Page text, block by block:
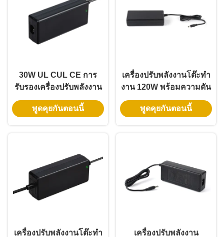
30W UL CUL CE การ
รับรองเครื่องปรับพลังงาน
Desktop สําหรับโมเดม
ไฟเบอร์ออปติก
พูดคุยกันตอนนี้
เครื่องปรับพลังงานโต๊ะทํา
งาน 120W พร้อมความดัน
ออกหลากหลายและ UL
CUL CE Certification
พูดคุยกันตอนนี้
เครื่องปรับพลังงานโต๊ะทํา
เครื่องปรับพลังงาน